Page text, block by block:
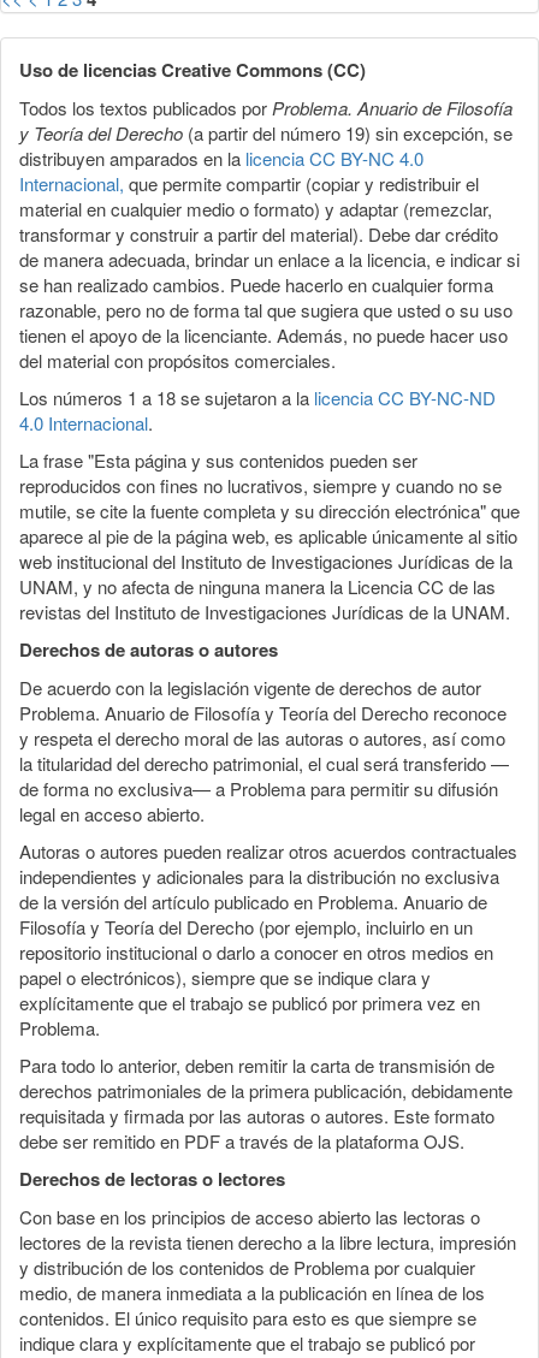
Uso de licencias Creative Commons (CC)
Todos los textos publicados por Problema. Anuario de Filosofía
y Teoría del Derecho (a partir del número 19) sin excepción, se
distribuyen amparados en la licencia CC BY-NC 4.0
Internacional, que permite compartir (copiar y redistribuir el
material en cualquier medio o formato) y adaptar (remezclar,
transformar y construir a partir del material). Debe dar crédito
de manera adecuada, brindar un enlace a la licencia, e indicar si
se han realizado cambios. Puede hacerlo en cualquier forma
razonable, pero no de forma tal que sugiera que usted o su uso
tienen el apoyo de la licenciante. Además, no puede hacer uso
del material con propósitos comerciales.
Los números 1 a 18 se sujetaron a la licencia CC BY-NC-ND
4.0 Internacional.
La frase "Esta página y sus contenidos pueden ser
reproducidos con fines no lucrativos, siempre y cuando no se
mutile, se cite la fuente completa y su dirección electrónica" que
aparece al pie de la página web, es aplicable únicamente al sitio
web institucional del Instituto de Investigaciones Jurídicas de la
UNAM, y no afecta de ninguna manera la Licencia CC de las
revistas del Instituto de Investigaciones Jurídicas de la UNAM.
Derechos de autoras o autores
De acuerdo con la legislación vigente de derechos de autor
Problema. Anuario de Filosofía y Teoría del Derecho reconoce
y respeta el derecho moral de las autoras o autores, así como
la titularidad del derecho patrimonial, el cual será transferido —
de forma no exclusiva— a Problema para permitir su difusión
legal en acceso abierto.
Autoras o autores pueden realizar otros acuerdos contractuales
independientes y adicionales para la distribución no exclusiva
de la versión del artículo publicado en Problema. Anuario de
Filosofía y Teoría del Derecho (por ejemplo, incluirlo en un
repositorio institucional o darlo a conocer en otros medios en
papel o electrónicos), siempre que se indique clara y
explícitamente que el trabajo se publicó por primera vez en
Problema.
Para todo lo anterior, deben remitir la carta de transmisión de
derechos patrimoniales de la primera publicación, debidamente
requisitada y firmada por las autoras o autores. Este formato
debe ser remitido en PDF a través de la plataforma OJS.
Derechos de lectoras o lectores
Con base en los principios de acceso abierto las lectoras o
lectores de la revista tienen derecho a la libre lectura, impresión
y distribución de los contenidos de Problema por cualquier
medio, de manera inmediata a la publicación en línea de los
contenidos. El único requisito para esto es que siempre se
indique clara y explícitamente que el trabajo se publicó por